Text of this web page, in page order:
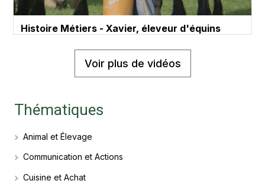
Histoire Métiers - Xavier, éleveur d'équins
Voir plus de vidéos
Thématiques
Animal et Élevage
Communication et Actions
Cuisine et Achat